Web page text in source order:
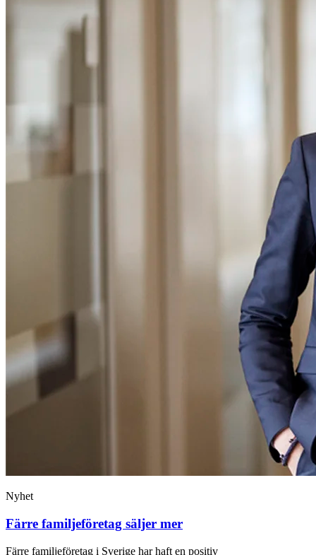
Nyhet
Färre familjeföretag säljer mer
Färre familjeföretag i Sverige har haft en positiv